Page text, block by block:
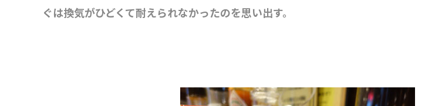
ぐは換気がひどくて耐えられなかったのを思い出す。